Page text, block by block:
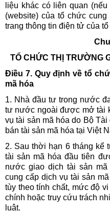
liệu khác có liên quan
(website) của tổ chức
trang thông tin điện tử của
TỔ CHỨC THỊ TRƯỜNG
Điều 7. Quy định về tổ
mã hóa
1. Nhà đầu tư trong nước
tư nước ngoài được mở tài
vụ tài sản mã hóa do Bộ
bán tài sản mã hóa tại Việt
2. Sau thời hạn 6 tháng kể
tài sản mã hóa đầu tiên
nước giao dịch tài sản
cung cấp dịch vụ tài sản
tùy theo tính chất, mức độ
chính hoặc truy cứu trách
luật.